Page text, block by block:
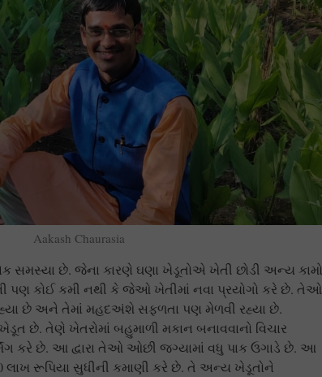
Aakash Chaurasia
સમસ્યા છે. જેના કારણે ઘણા ખેડૂતોએ ખેતી છોડી અન્ય કામો
પણ કોઈ કમી નથી કે જેઓ ખેતીમાં નવા પ્રયોગો કરે છે. તેઓ
છે અને તેમાં મહદઅંશે સફળતા પણ મેળવી રહ્યા છે.
છે. તેણે ખેતરોમાં બહુમાળી મકાન બનાવવાનો વિચાર
કરે છે. આ દ્વારા તેઓ ઓછી જગ્યામાં વધુ પાક ઉગાડે છે. આ
લાખ રૂપિયા સુધીની કમાણી કરે છે. તે અન્ય ખેડૂતોને